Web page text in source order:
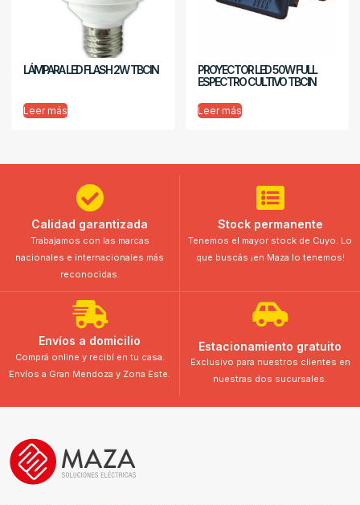
LÁMPARA LED FLASH 2W TBCIN
Leer más
PROYECTOR LED 50W FULL
ESPECTRO CULTIVO TBCIN
Leer más
Calidad garantizada
Trabajamos con las marcas
nacionales e internacionales más
reconocidas.
Stock permanente
Tenemos el mayor stock de Cuyo. Lo
que buscás ¡en Maza lo tenemos!
Envíos a domicilio
Comprá online y recibí en tu casa.
Envíos a Gran Mendoza y Zona Este.
Estacionamiento gratuito
Exclusivo para nuestros clientes en
nuestras dos sucursales.